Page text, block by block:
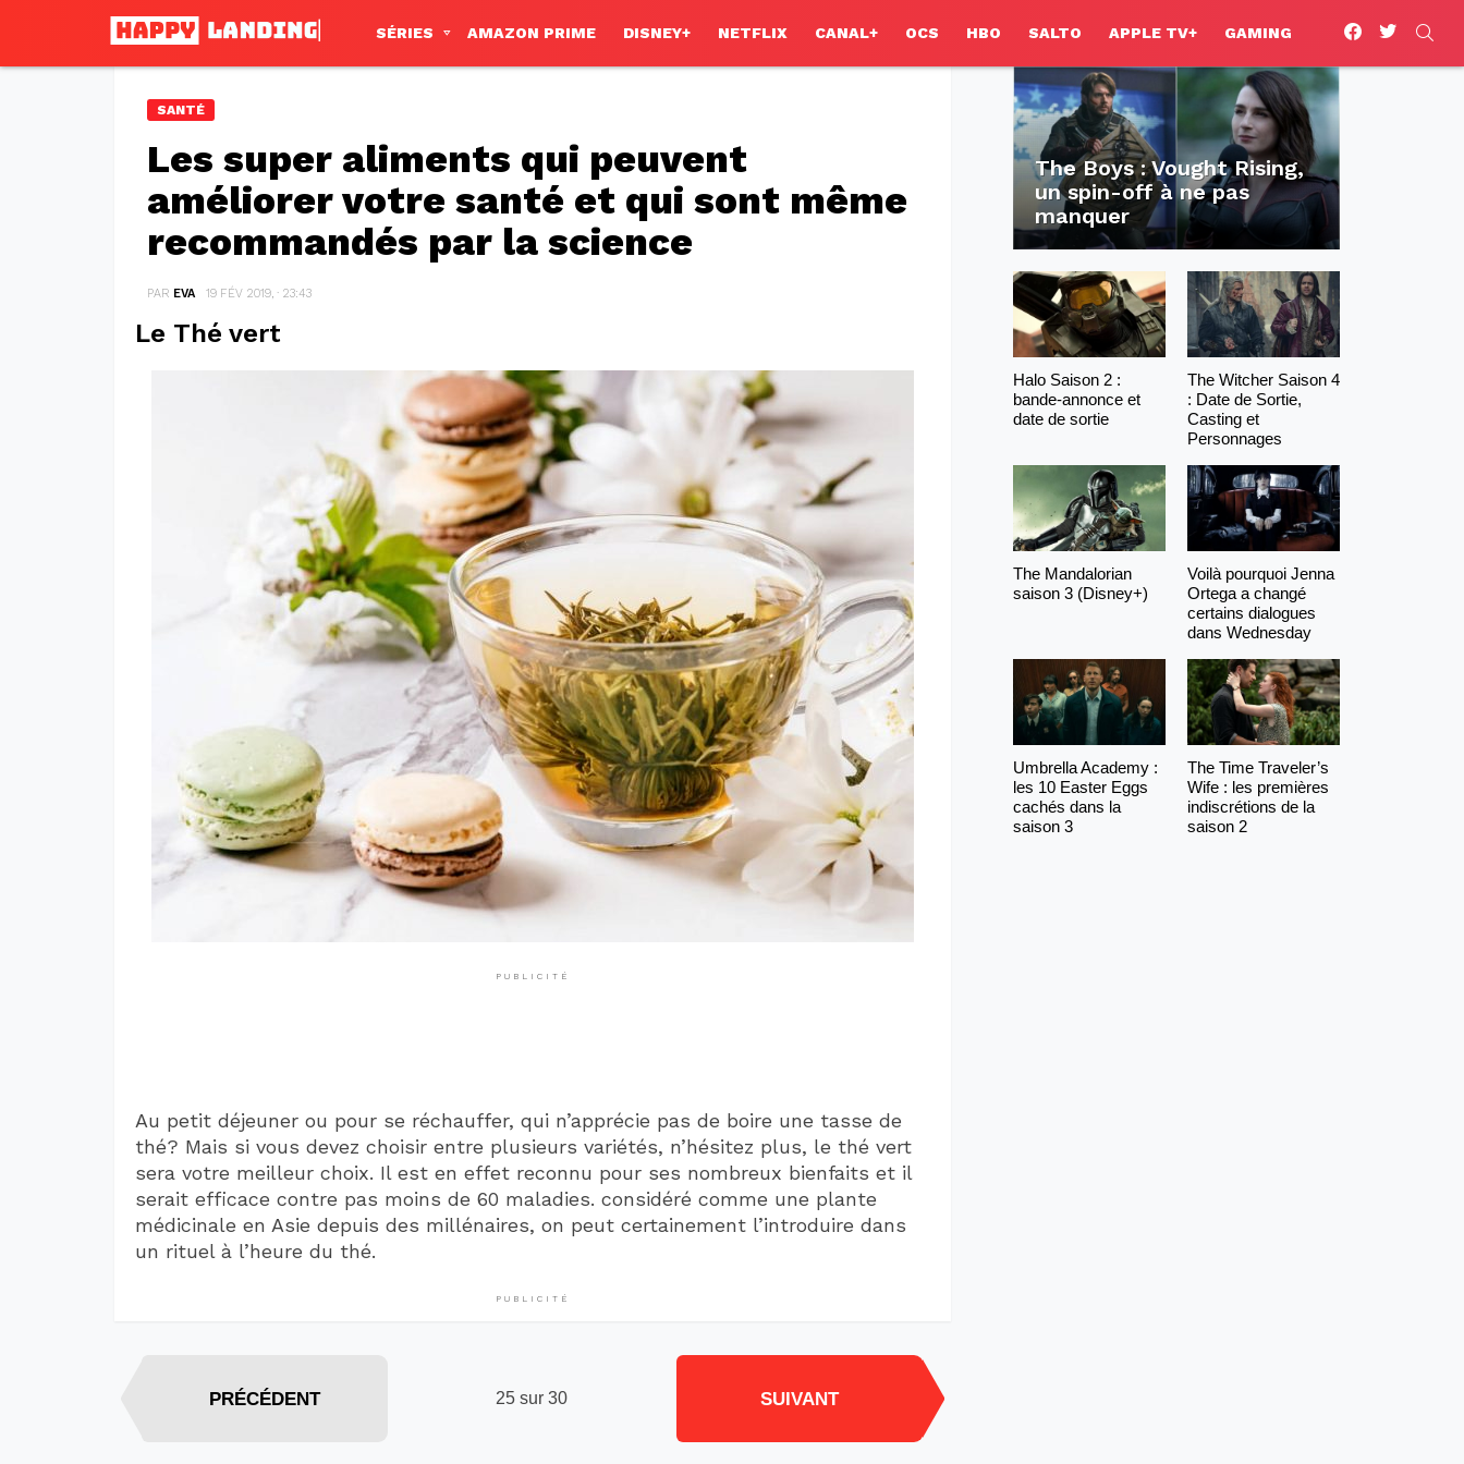
SÉRIES AMAZON PRIME DISNEY+ NETFLIX CANAL+ OCS HBO SALTO APPLE TV+ GAMING
facebooktwitter
SANTÉ
Les super aliments qui peuvent
améliorer votre santé et qui sont même
recommandés par la science
PAR EVA 19 FÉV 2019, · 23:43
Le Thé vert
PUBLICITÉ
Au petit déjeuner ou pour se réchauffer, qui n’apprécie pas de boire une tasse de
thé? Mais si vous devez choisir entre plusieurs variétés, n’hésitez plus, le thé vert
sera votre meilleur choix. Il est en effet reconnu pour ses nombreux bienfaits et il
serait efficace contre pas moins de 60 maladies. considéré comme une plante
médicinale en Asie depuis des millénaires, on peut certainement l’introduire dans
un rituel à l’heure du thé.
PUBLICITÉ
25 sur 30
PRÉCÉDENT SUIVANT
The Boys : Vought Rising,
un spin-off à ne pas
manquer
Halo Saison 2 :
bande-annonce et
date de sortie
The Witcher Saison 4
: Date de Sortie,
Casting et
Personnages
The Mandalorian
saison 3 (Disney+)
Voilà pourquoi Jenna
Ortega a changé
certains dialogues
dans Wednesday
Umbrella Academy :
les 10 Easter Eggs
cachés dans la
saison 3
The Time Traveler’s
Wife : les premières
indiscrétions de la
saison 2